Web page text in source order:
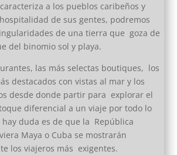
a los pueblos caribeños y
de sus gentes, podremos
de una tierra que goza de
del binomio sol y playa.
las más selectas boutiques, los
destacados con vistas al mar y los
desde donde partir para explorar el
diferencial a un viaje por todo lo
duda es de que la República
Maya o Cuba se mostrarán
los viajeros más exigentes.